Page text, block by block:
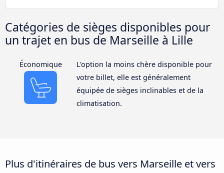
Catégories de sièges disponibles pour
un trajet en bus de Marseille à Lille
Économique
L'option la moins chère disponible pour
votre billet, elle est généralement
équipée de sièges inclinables et de la
climatisation.
Plus d'itinéraires de bus vers Marseille et vers